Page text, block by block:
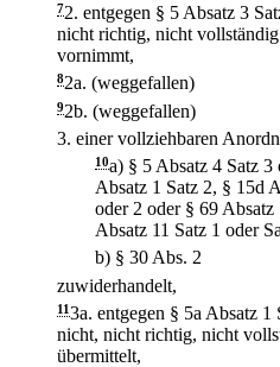
72. entgegen § 5 Absatz 3
nicht richtig, nicht
vornimmt,
82a. (weggefallen)
92b. (weggefallen)
3. einer vollziehbaren
10a) § 5 Absatz 4 Satz
Absatz 1 Satz 2, § 15d
oder 2 oder § 69
Absatz 11 Satz 1 oder
b) § 30 Abs. 2
zuwiderhandelt,
11 3a. entgegen § 5a Absatz 1
nicht, nicht richtig, nicht
übermittelt,